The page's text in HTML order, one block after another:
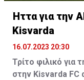
Ήττα για την
Kisvarda
16.07.2023 20:30
Τρίτο φιλικό για
στην Kisvarda FC